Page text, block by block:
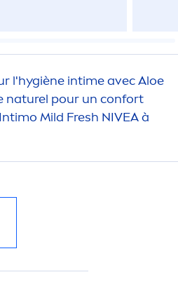
l'hygiène intime avec Aloe
naturel pour un confort
Mild Fresh NIVEAà